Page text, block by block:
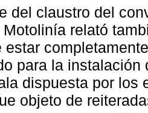
del claustro del
relató
estar
para la
dispuesta por los
objeto de